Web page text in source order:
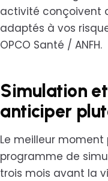
activité conçoivent
adaptés à vos
OPCO Santé / ANFH.
Simulation
anticiper
Le meilleur
programme de
trois mois avant la